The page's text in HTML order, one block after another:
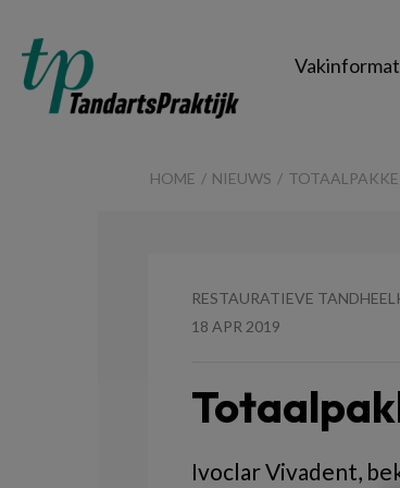
HOME NIEUWS
RESTAURATIEVE
18 APR 2019
Ivoclar Vivadent,